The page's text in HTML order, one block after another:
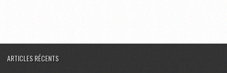
ARTICLES RÉCENTS